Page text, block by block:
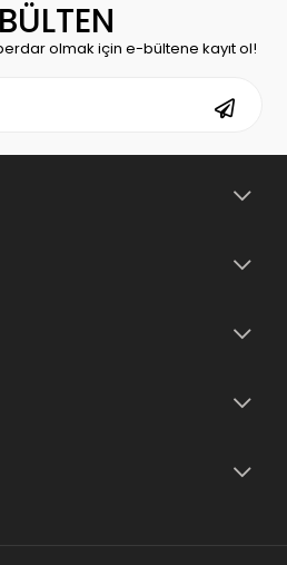
olmak için e-bültene kayıt ol!